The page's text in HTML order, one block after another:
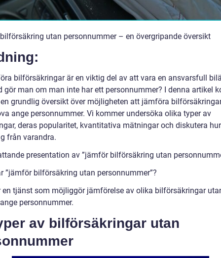
utan personnummer – en övergripande översikt
bilförsäkringar är en viktig del av att vara en ansvarsfull
gör man om man inte har ett personnummer? I denna artikel
grundlig översikt över möjligheten att jämföra
ange personnummer. Vi kommer undersöka olika typer av
deras popularitet, kvantitativa mätningar och diskutera
från varandra.
presentation av ”jämför bilförsäkring utan
”jämför bilförsäkring utan personnummer”?
en tjänst som möjliggör jämförelse av olika bilförsäkringar
personnummer.
av bilförsäkringar utan